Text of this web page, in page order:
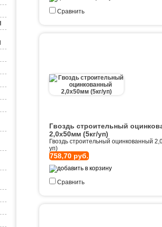
Сравнить
Гвоздь строительный
2,0х50мм (5кг/уп)
Гвоздь строительный оцинкованный
уп)
758,70 руб.
Сравнить